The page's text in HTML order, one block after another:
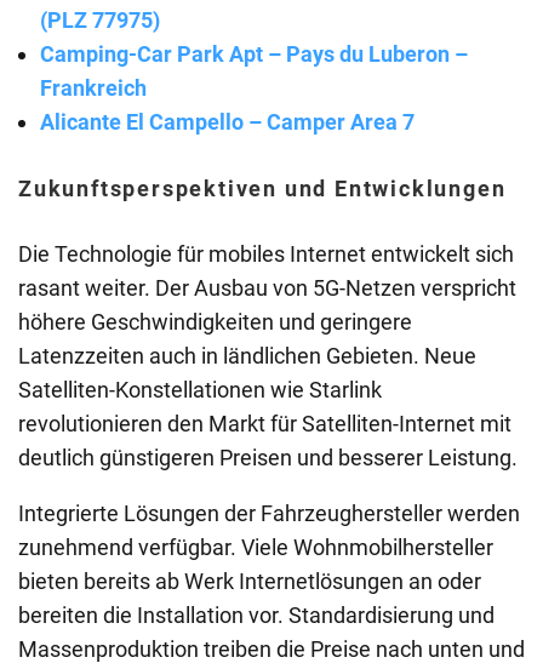
(PLZ 77975)
Camping-Car Park Apt – Pays du Luberon –
Frankreich
Alicante El Campello – Camper Area 7
Zukunftsperspektiven und Entwicklungen
Die Technologie für mobiles Internet entwickelt sich
rasant weiter. Der Ausbau von 5G-Netzen verspricht
höhere Geschwindigkeiten und geringere
Latenzzeiten auch in ländlichen Gebieten. Neue
Satelliten-Konstellationen wie Starlink
revolutionieren den Markt für Satelliten-Internet mit
deutlich günstigeren Preisen und besserer Leistung.
Integrierte Lösungen der Fahrzeughersteller werden
zunehmend verfügbar. Viele Wohnmobilhersteller
bieten bereits ab Werk Internetlösungen an oder
bereiten die Installation vor. Standardisierung und
Massenproduktion treiben die Preise nach unten und